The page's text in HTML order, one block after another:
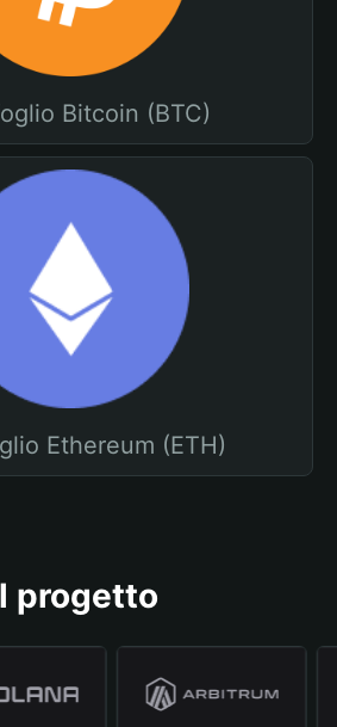
Bitcoin (BTC)
Ethereum (ETH)
progetto